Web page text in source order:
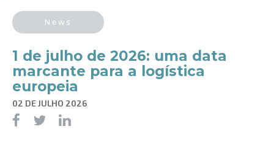
News
1 de julho de 2026: uma data
marcante para a logística
europeia
02 DE JULHO 2026